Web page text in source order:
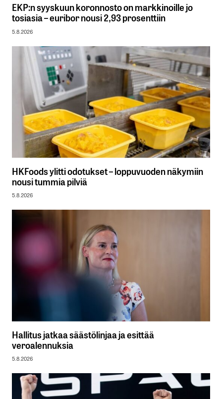
EKP:n syyskuun koronnosto on markkinoille jo
tosiasia – euribor nousi 2,93 prosenttiin
5.8.2026
HKFoods ylitti odotukset – loppuvuoden näkymiin
nousi tummia pilviä
5.8.2026
Hallitus jatkaa säästölinjaa ja esittää
veroalennuksia
5.8.2026